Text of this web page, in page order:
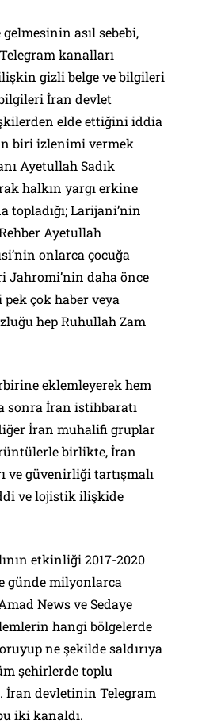
asıl sebebi,
kanalları
gizli belge ve bilgileri
İran devlet
elde ettiğini iddia
biri izlenimi vermek
Ayetullah Sadık
halkın yargı erkine
topladığı; Larijani’nin
Ayetullah
onlarca çocuğa
Jahromi’nin daha önce
çok haber veya
hep Ruhullah Zam
eklemleyerek hem
sonra İran istihbaratı
İran muhalifi gruplar
birlikte, İran
ve güvenirliği tartışmalı
ve lojistik ilişkide
etkinliği 2017-2020
günde milyonlarca
News ve Sedaye
hangi bölgelerde
ne şekilde saldırıya
şehirlerde toplu
İran devletinin Telegram
iki kanaldı.